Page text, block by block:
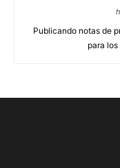
Publicando notas de
para